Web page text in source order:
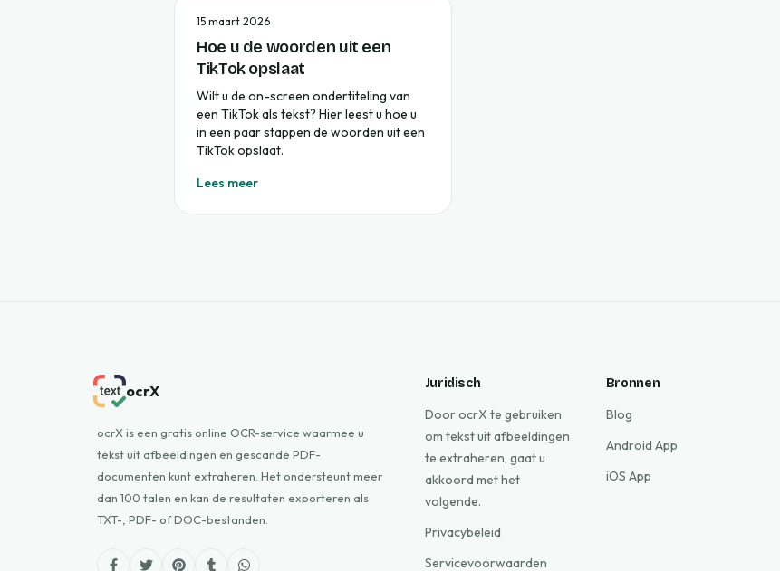
15 maart 2026
Hoe u de woorden uit een
TikTok opslaat
Wilt u de on-screen ondertiteling van
een TikTok als tekst? Hier leest u hoe u
in een paar stappen de woorden uit een
TikTok opslaat.
Lees meer
ocrX
ocrX is een gratis online OCR-service waarmee u
tekst uit afbeeldingen en gescande PDF-
documenten kunt extraheren. Het ondersteunt meer
dan 100 talen en kan de resultaten exporteren als
TXT-, PDF- of DOC-bestanden.
Juridisch
Door ocrX te gebruiken
om tekst uit afbeeldingen
te extraheren, gaat u
akkoord met het
volgende.
Privacybeleid
Servicevoorwaarden
Bronnen
Blog
Android App
iOS App